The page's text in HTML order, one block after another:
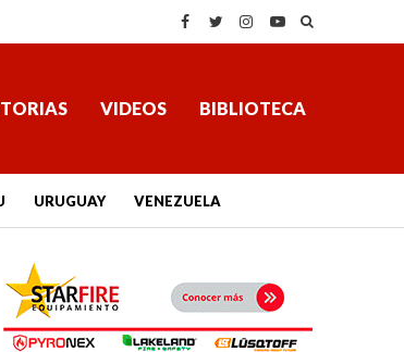
VIDEOS BIBLIOTECA
URUGUAY VENEZUELA